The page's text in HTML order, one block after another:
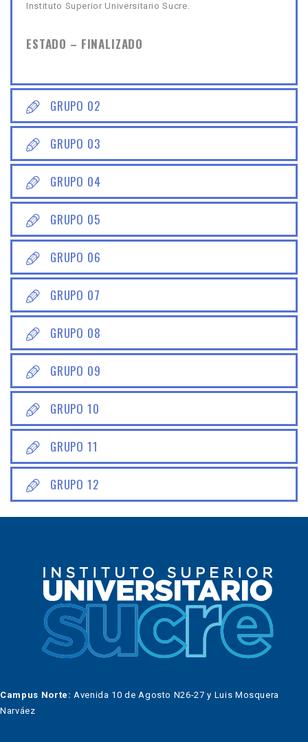
Instituto Superior Universitario Sucre.
ESTADO – FINALIZADO
GRUPO 02
GRUPO 03
GRUPO 04
GRUPO 05
GRUPO 06
GRUPO 07
GRUPO 08
GRUPO 09
GRUPO 10
GRUPO 11
GRUPO 12
Campus Norte: Avenida 10 de Agosto N26-27 y Luis Mosquera
Narváez